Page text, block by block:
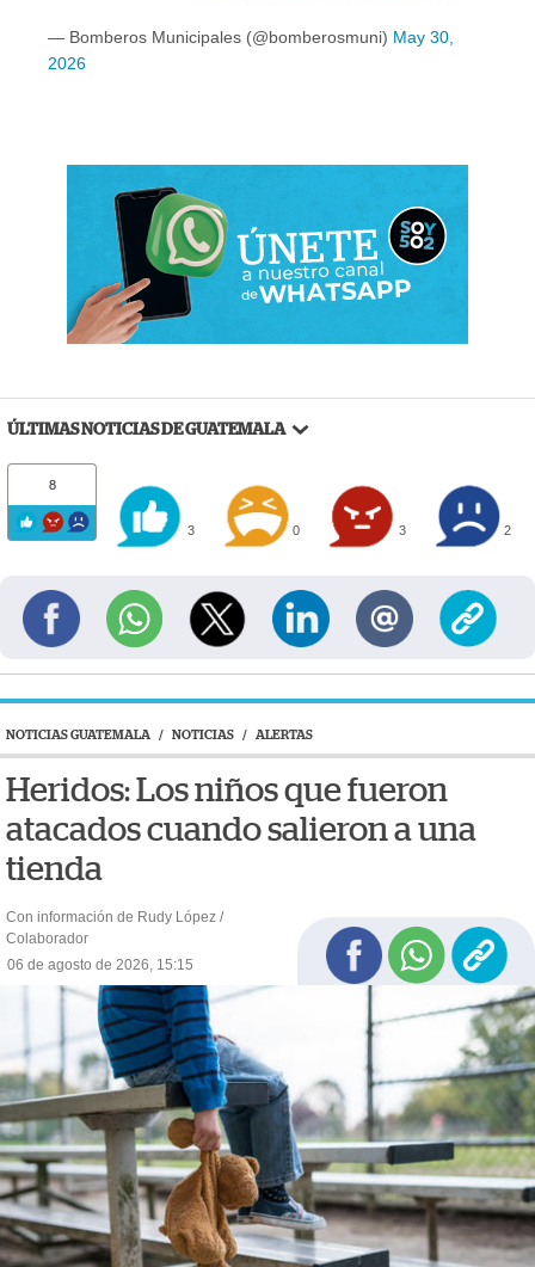
— Bomberos Municipales (@bomberosmuni) May 30,
2026
ÚLTIMAS NOTICIAS DE GUATEMALA
8
3 0 3 2
NOTICIAS GUATEMALA / NOTICIAS / ALERTAS
Heridos: Los niños que fueron
atacados cuando salieron a una
tienda
Con información de Rudy López /
Colaborador
06 de agosto de 2026, 15:15